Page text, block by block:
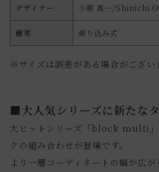
デザイナー 小原 真一/Shinichi
備考 張り込み式
※サイズは誤差がある場合がござい
■大人気シリーズに新たな
大ヒットシリーズ「block multi」
クの組み合わせが登場です。
より一層コーディネートの幅が広